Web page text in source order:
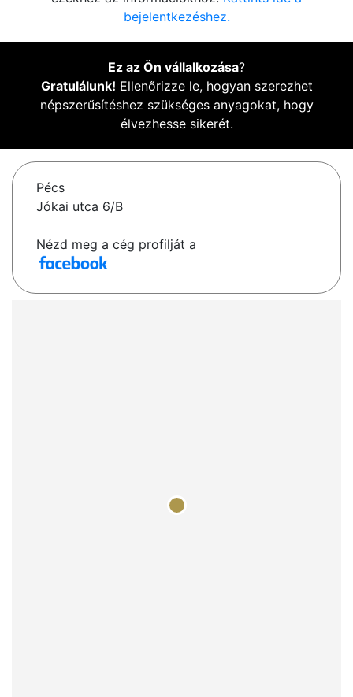
bejelentkezéshez.
Ez az Ön vállalkozása?
Gratulálunk! Ellenőrizze le, hogyan szerezhet
népszerűsítéshez szükséges anyagokat, hogy
élvezhesse sikerét.
Pécs
Jókai utca 6/B
Nézd meg a cég profilját a